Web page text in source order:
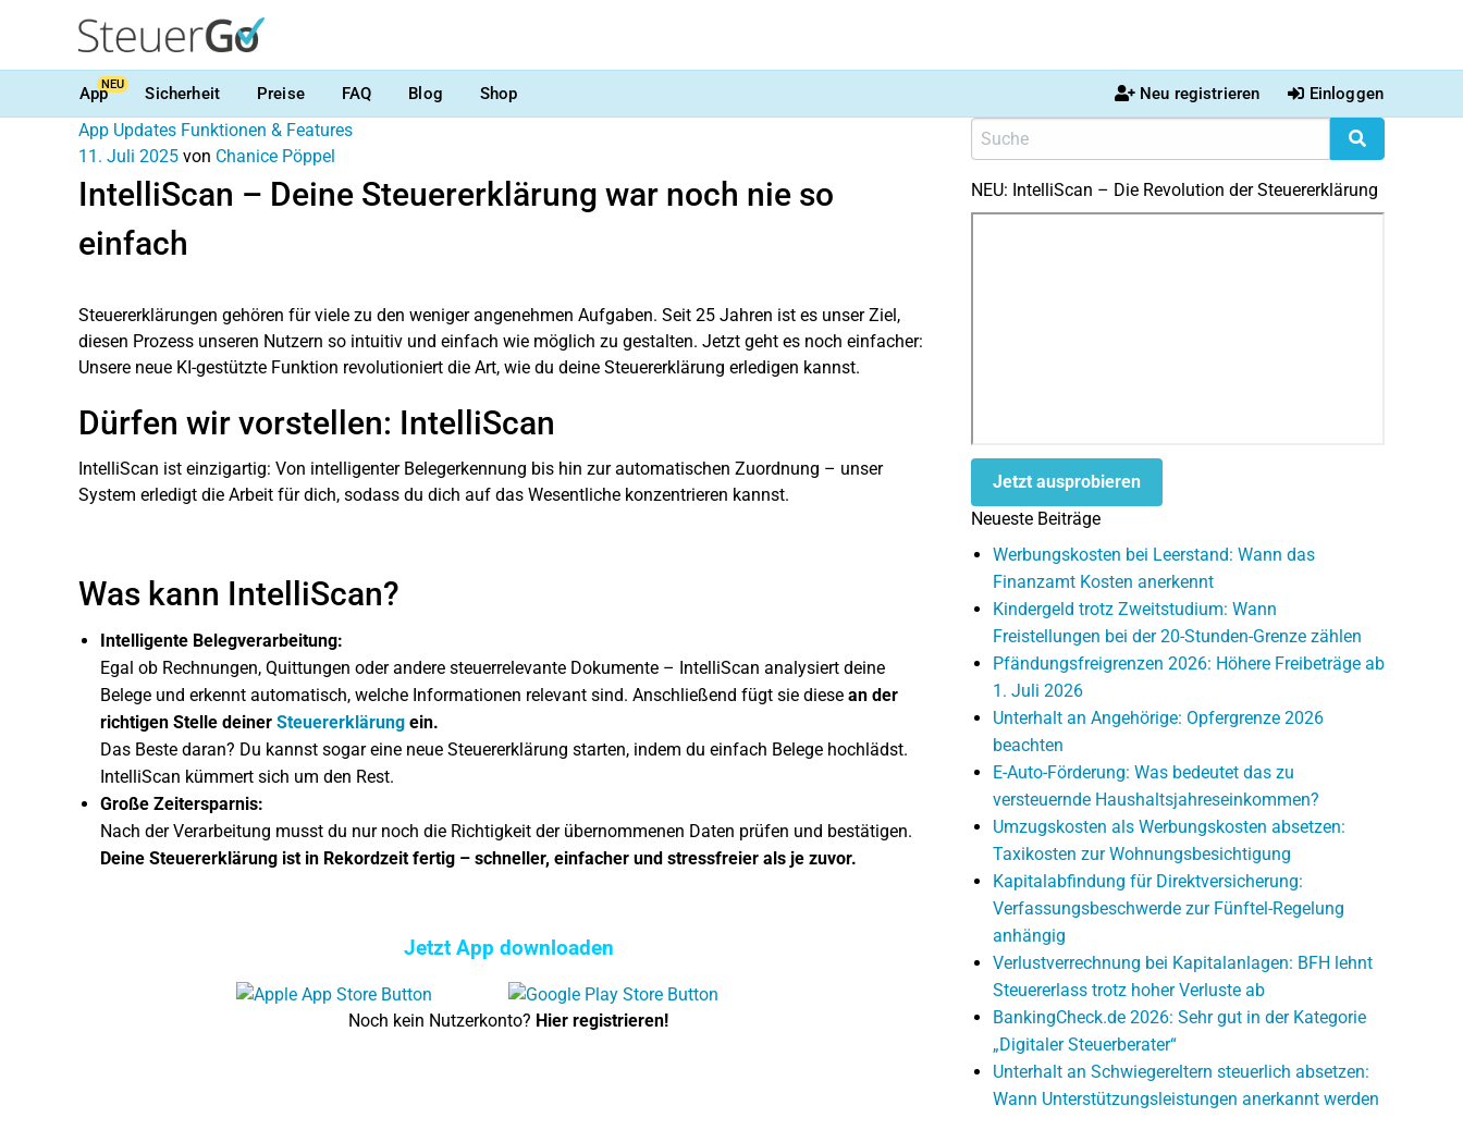
AppNEU Sicherheit Preise FAQ Blog Shop Neu registrieren Einloggen
App Updates Funktionen & Features
11. Juli 2025 von Chanice Pöppel
IntelliScan – Deine Steuererklärung war noch nie so
einfach
Steuererklärungen gehören für viele zu den weniger angenehmen Aufgaben. Seit 25 Jahren ist es unser Ziel,
diesen Prozess unseren Nutzern so intuitiv und einfach wie möglich zu gestalten. Jetzt geht es noch einfacher:
Unsere neue KI-gestützte Funktion revolutioniert die Art, wie du deine Steuererklärung erledigen kannst.
Dürfen wir vorstellen: IntelliScan
IntelliScan ist einzigartig: Von intelligenter Belegerkennung bis hin zur automatischen Zuordnung – unser
System erledigt die Arbeit für dich, sodass du dich auf das Wesentliche konzentrieren kannst.
Was kann IntelliScan?
Intelligente Belegverarbeitung:
Egal ob Rechnungen, Quittungen oder andere steuerrelevante Dokumente – IntelliScan analysiert deine
Belege und erkennt automatisch, welche Informationen relevant sind. Anschließend fügt sie diese an der
richtigen Stelle deiner Steuererklärung ein.
Das Beste daran? Du kannst sogar eine neue Steuererklärung starten, indem du einfach Belege hochlädst.
IntelliScan kümmert sich um den Rest.
Große Zeitersparnis:
Nach der Verarbeitung musst du nur noch die Richtigkeit der übernommenen Daten prüfen und bestätigen.
Deine Steuererklärung ist in Rekordzeit fertig – schneller, einfacher und stressfreier als je zuvor.
Jetzt App downloaden
Noch kein Nutzerkonto? Hier registrieren!
NEU: IntelliScan – Die Revolution der Steuererklärung
Jetzt ausprobieren
Neueste Beiträge
Werbungskosten bei Leerstand: Wann das
Finanzamt Kosten anerkennt
Kindergeld trotz Zweitstudium: Wann
Freistellungen bei der 20-Stunden-Grenze zählen
Pfändungsfreigrenzen 2026: Höhere Freibeträge ab
1. Juli 2026
Unterhalt an Angehörige: Opfergrenze 2026
beachten
E-Auto-Förderung: Was bedeutet das zu
versteuernde Haushaltsjahreseinkommen?
Umzugskosten als Werbungskosten absetzen:
Taxikosten zur Wohnungsbesichtigung
Kapitalabfindung für Direktversicherung:
Verfassungsbeschwerde zur Fünftel-Regelung
anhängig
Verlustverrechnung bei Kapitalanlagen: BFH lehnt
Steuererlass trotz hoher Verluste ab
BankingCheck.de 2026: Sehr gut in der Kategorie
„Digitaler Steuerberater“
Unterhalt an Schwiegereltern steuerlich absetzen:
Wann Unterstützungsleistungen anerkannt werden